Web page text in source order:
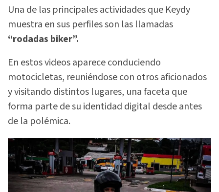
Una de las principales actividades que Keydy
muestra en sus perfiles son las llamadas
“rodadas biker”.
En estos videos aparece conduciendo
motocicletas, reuniéndose con otros aficionados
y visitando distintos lugares, una faceta que
forma parte de su identidad digital desde antes
de la polémica.